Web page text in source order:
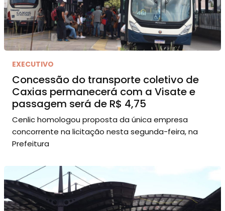
EXECUTIVO
Concessão do transporte coletivo de
Caxias permanecerá com a Visate e
passagem será de R$ 4,75
Cenlic homologou proposta da única empresa
concorrente na licitação nesta segunda-feira, na
Prefeitura